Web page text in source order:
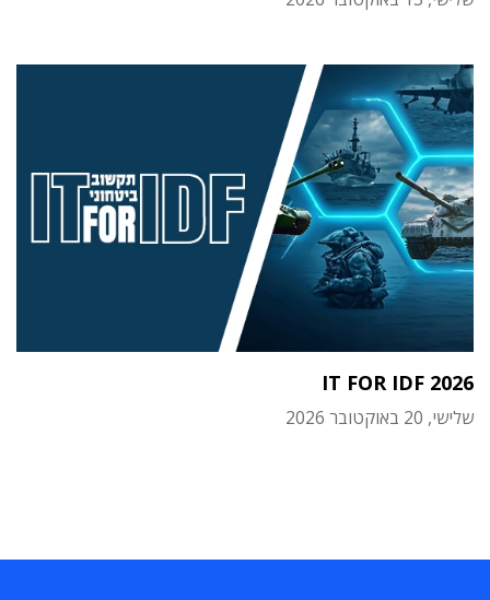
IT FOR IDF 2026
שלישי, 20 באוקטובר 2026